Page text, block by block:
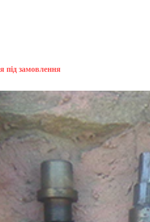
під замовлення